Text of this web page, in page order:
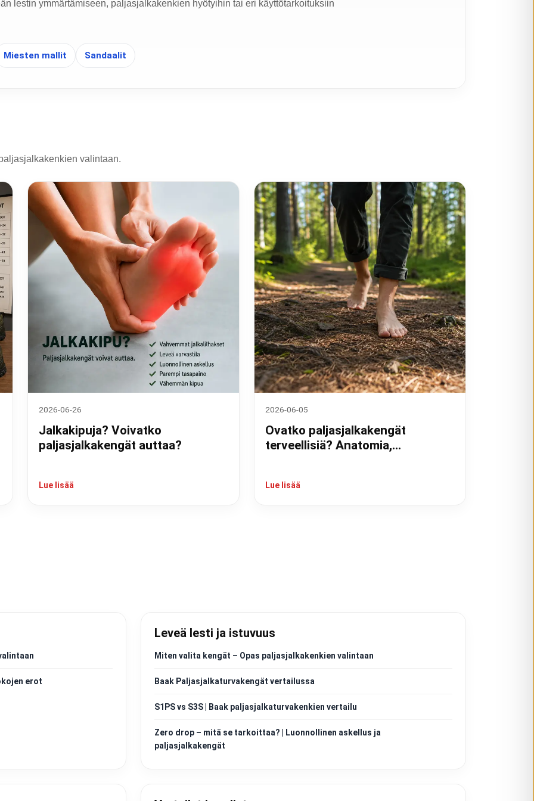
lestin ymmärtämiseen, paljasjalkakenkien hyötyihin tai eri käyttötarkoituksiin
Miesten mallit Sandaalit
valintaan.
2026-06-26
Jalkakipuja? Voivatko
paljasjalkakengät auttaa?
Lue lisää
2026-06-05
Ovatko paljasjalkakengät
terveellisiä? Anatomia,
Lue lisää
erot
Leveä lesti ja istuvuus
Miten valita kengät – Opas paljasjalkakenkien valintaan
Baak Paljasjalkaturvakengät vertailussa
S1PS vs S3S | Baak paljasjalkaturvakenkien vertailu
Zero drop – mitä se tarkoittaa? | Luonnollinen askellus ja
paljasjalkakengät